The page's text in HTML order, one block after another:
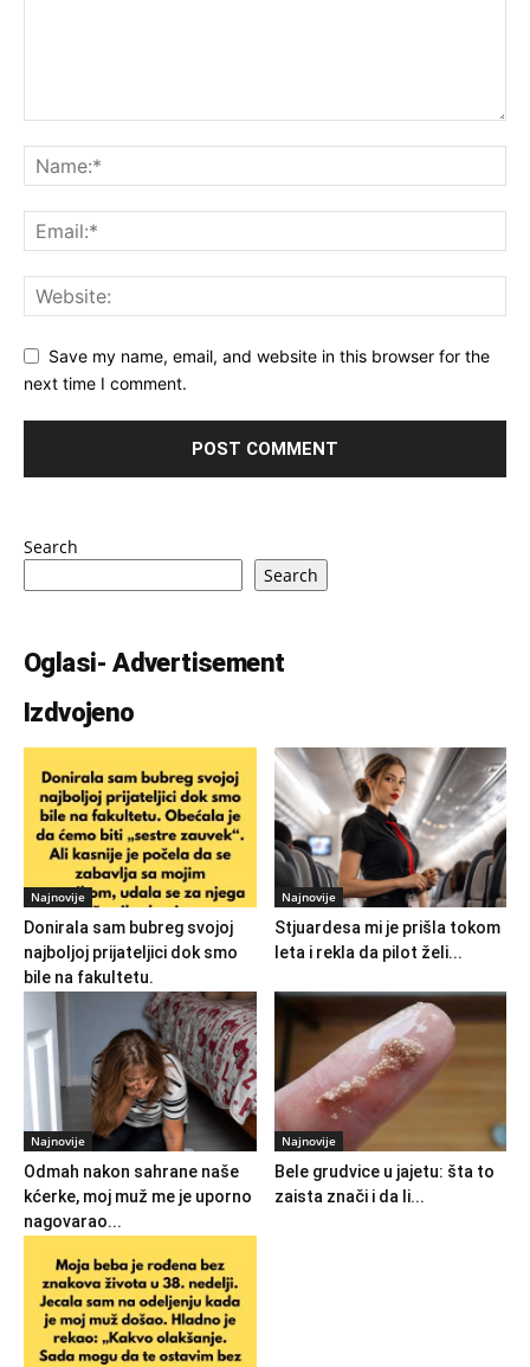
Save my name, email, and website in this browser for the
next time I comment.
Search
Search
Oglasi- Advertisement
Izdvojeno
Najnovije
Donirala sam bubreg svojoj
najboljoj prijateljici dok smo
bile na fakultetu.
Najnovije
Stjuardesa mi je prišla tokom
leta i rekla da pilot želi...
Najnovije
Odmah nakon sahrane naše
kćerke, moj muž me je uporno
nagovarao...
Najnovije
Bele grudvice u jajetu: šta to
zaista znači i da li...